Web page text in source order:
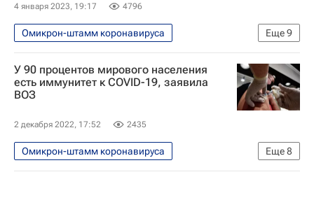
Коронавирус COVID-19
Коронавирус в России
Коронавирусы
Штамм коронавируса Кракен
4 января 2023, 19:17 4796
Еще9
Омикрон-штамм коронавируса
Распространение коронавируса
В мире
Тедрос Адханом Гебрейесус
США
Европа
Коронавирус COVID-19
У 90 процентов мирового населения
есть иммунитет к COVID-19, заявила
ВОЗ
2 декабря 2022, 17:52 2435
Еще8
Омикрон-штамм коронавируса
Распространение коронавируса
В мире